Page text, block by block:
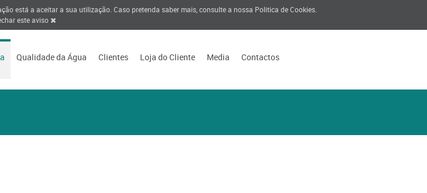
está a aceitar a sua utilização. Caso pretenda saber mais, consulte a nossa Politica de Cookies
este aviso
Qualidade da Água Clientes Loja do Cliente Media Contactos